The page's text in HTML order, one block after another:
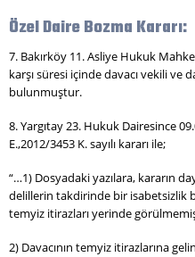
Özel Daire Bozma Kararı:
7. Bakırköy 11. Asliye Hukuk
karşı süresi içinde davacı vekili ve
bulunmuştur.
8. Yargıtay 23. Hukuk Dairesince
E.,2012/3453 K. sayılı kararı ile;
“…1) Dosyadaki yazılara, kararın
delillerin takdirinde bir isabetsizlik
temyiz itirazları yerinde
2) Davacının temyiz itirazlarına